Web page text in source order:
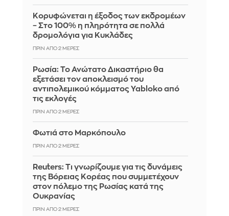
Κορυφώνεται η έξοδος των εκδρομέων
– Στο 100% η πληρότητα σε πολλά
δρομολόγια για Κυκλάδες
ΠΡΙΝ ΑΠΌ 2 ΜΈΡΕΣ
Ρωσία: Το Ανώτατο Δικαστήριο θα
εξετάσει τον αποκλεισμό του
αντιπολεμικού κόμματος Yabloko από
τις εκλογές
ΠΡΙΝ ΑΠΌ 2 ΜΈΡΕΣ
Φωτιά στο Μαρκόπουλο
ΠΡΙΝ ΑΠΌ 2 ΜΈΡΕΣ
Reuters: Τι γνωρίζουμε για τις δυνάμεις
της Βόρειας Κορέας που συμμετέχουν
στον πόλεμο της Ρωσίας κατά της
Ουκρανίας
ΠΡΙΝ ΑΠΌ 2 ΜΈΡΕΣ